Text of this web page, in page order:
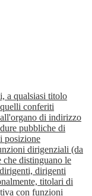
a qualsiasi titolo
conferiti
di indirizzo
pubbliche di
posizione
dirigenziali (da
che distinguano le
dirigenti
titolari di
con funzioni